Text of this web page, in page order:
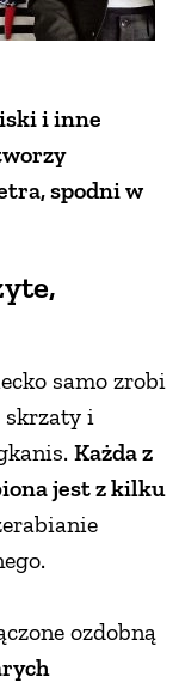
i inne
spodni w
samo zrobi
skrzaty i
Każda z
jest z kilku
ozdobną